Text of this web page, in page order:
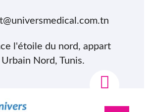
l'étoile du nord, appart
Nord, Tunis.